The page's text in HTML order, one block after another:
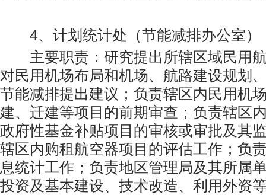
4、计划统计处（节能减排办公室）
主要职责：研究提出所辖区域民用
对民用机场布局和机场、航路建设规划
节能减排提出建议；负责辖区内民用机
建、迁建等项目的前期审查；负责辖区
政府性基金补贴项目的审核或审批及其
辖区内购租航空器项目的评估工作；负
息统计工作；负责地区管理局及其所属
投资及基本建设、技术改造、利用外资